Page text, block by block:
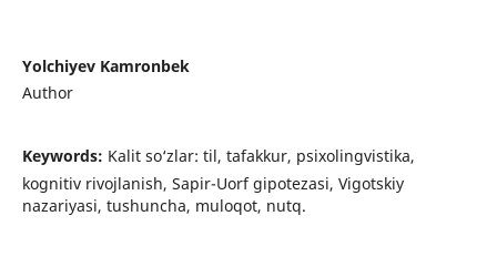
Yolchiyev Kamronbek
Author
Keywords: Kalit so‘zlar: til, tafakkur, psixolingvistika,
kognitiv rivojlanish, Sapir-Uorf gipotezasi, Vigotskiy
nazariyasi, tushuncha, muloqot, nutq.